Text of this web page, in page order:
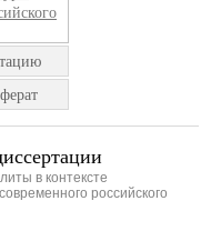
в контексте
российского